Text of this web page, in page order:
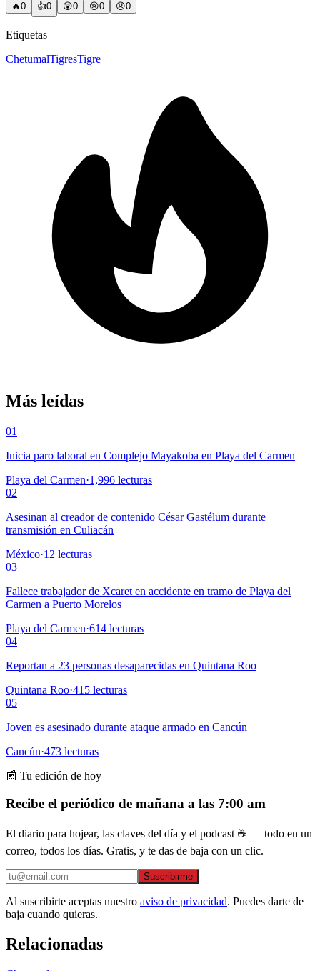
🔥0 👍0 😲0 😢0 😠0
Etiquetas
ChetumalTigresTigre
Más leídas
01
Inicia paro laboral en Complejo Mayakoba en Playa del Carmen
Playa del Carmen·1,996 lecturas
02
Asesinan al creador de contenido César Gastélum durante
transmisión en Culiacán
México·12 lecturas
03
Fallece trabajador de Xcaret en accidente en tramo de Playa del
Carmen a Puerto Morelos
Playa del Carmen·614 lecturas
04
Reportan a 23 personas desaparecidas en Quintana Roo
Quintana Roo·415 lecturas
05
Joven es asesinado durante ataque armado en Cancún
Cancún·473 lecturas
📰 Tu edición de hoy
Recibe el periódico de mañana a las 7:00 am
El diario para hojear, las claves del día y el podcast ☕ — todo en un
correo, todos los días. Gratis, y te das de baja con un clic.
Suscribirme
Al suscribirte aceptas nuestro aviso de privacidad. Puedes darte de
baja cuando quieras.
Relacionadas